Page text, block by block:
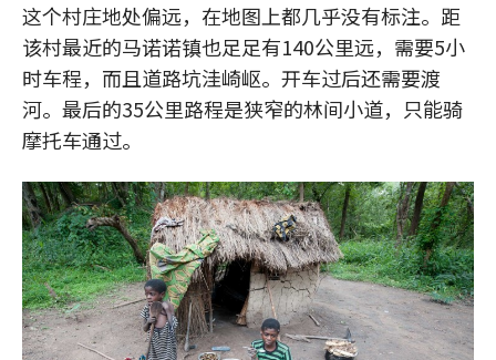
这个村庄地处偏远，在地图上都几乎没有标注。距
该村最近的马诺诺镇也足足有140公里远，需要5小
时车程，而且道路坑洼崎岖。开车过后还需要渡
河。最后的35公里路程是狭窄的林间小道，只能骑
摩托车通过。